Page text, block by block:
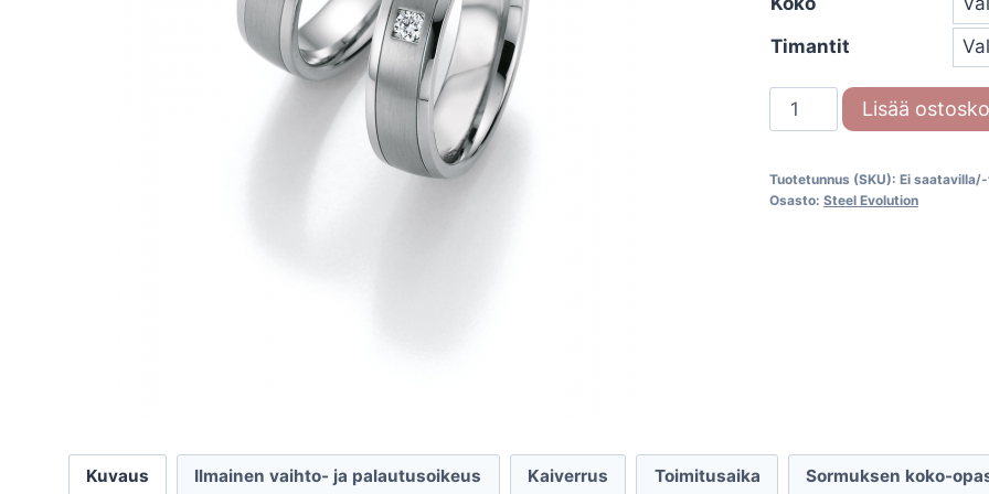
Timantit
Steel
Evolution
055
Lisää
Tuotetunnus (SKU): Ei
Osasto: Steel Evolution
Kuvaus Ilmainen vaihto- ja palautusoikeus Kaiverrus Toimitusaika Sormuksen koko-